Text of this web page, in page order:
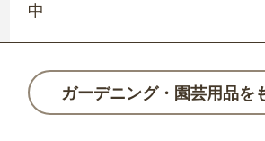
中
ガーデニング・園芸用品を